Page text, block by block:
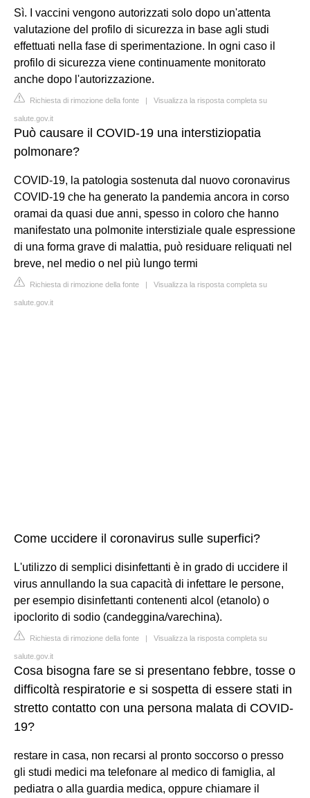
Sì. I vaccini vengono autorizzati solo dopo un'attenta
valutazione del profilo di sicurezza in base agli studi
effettuati nella fase di sperimentazione. In ogni caso il
profilo di sicurezza viene continuamente monitorato
anche dopo l'autorizzazione.
Richiesta di rimozione della fonte | Visualizza la risposta completa su
salute.gov.it
Può causare il COVID-19 una interstiziopatia
polmonare?
COVID-19, la patologia sostenuta dal nuovo coronavirus
COVID-19 che ha generato la pandemia ancora in corso
oramai da quasi due anni, spesso in coloro che hanno
manifestato una polmonite interstiziale quale espressione
di una forma grave di malattia, può residuare reliquati nel
breve, nel medio o nel più lungo termi
Richiesta di rimozione della fonte | Visualizza la risposta completa su
salute.gov.it
Come uccidere il coronavirus sulle superfici?
L'utilizzo di semplici disinfettanti è in grado di uccidere il
virus annullando la sua capacità di infettare le persone,
per esempio disinfettanti contenenti alcol (etanolo) o
ipoclorito di sodio (candeggina/varechina).
Richiesta di rimozione della fonte | Visualizza la risposta completa su
salute.gov.it
Cosa bisogna fare se si presentano febbre, tosse o
difficoltà respiratorie e si sospetta di essere stati in
stretto contatto con una persona malata di COVID-
19?
restare in casa, non recarsi al pronto soccorso o presso
gli studi medici ma telefonare al medico di famiglia, al
pediatra o alla guardia medica, oppure chiamare il